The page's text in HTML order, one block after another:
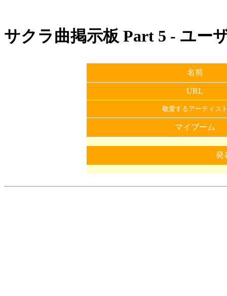
サクラ曲掲示板 Part 5 - ユー
名前
URL
敬愛するアーティス
マイブーム
発